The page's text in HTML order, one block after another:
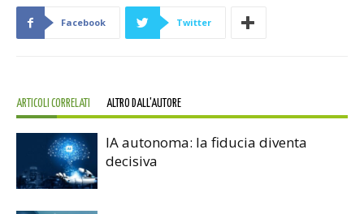
Facebook Twitter
ARTICOLI CORRELATI ALTRO DALL'AUTORE
IA autonoma: la fiducia diventa
decisiva